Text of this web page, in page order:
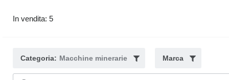
In vendita: 5
Categoria: Macchine minerarie Marca